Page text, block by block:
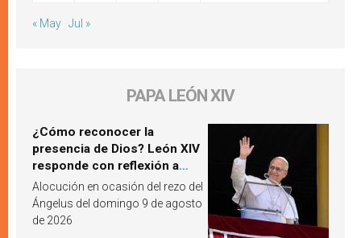
« May Jul »
PAPA LEÓN XIV
¿Cómo reconocer la
presencia de Dios? León XIV
responde con reflexión a
partir de un pasaje del
Evangelio
Alocución en ocasión del rezo del
Ángelus del domingo 9 de agosto
de 2026